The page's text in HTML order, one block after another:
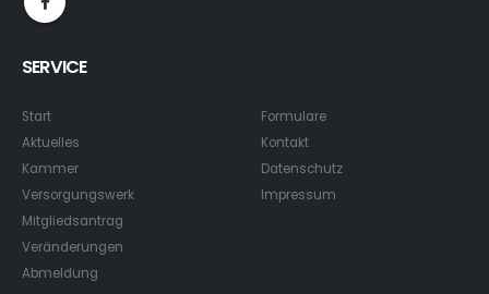
SERVICE
Start
Aktuelles
Kammer
Versorgungswerk
Mitgliedsantrag
Veränderungen
Abmeldung
Formulare
Kontakt
Datenschutz
Impressum